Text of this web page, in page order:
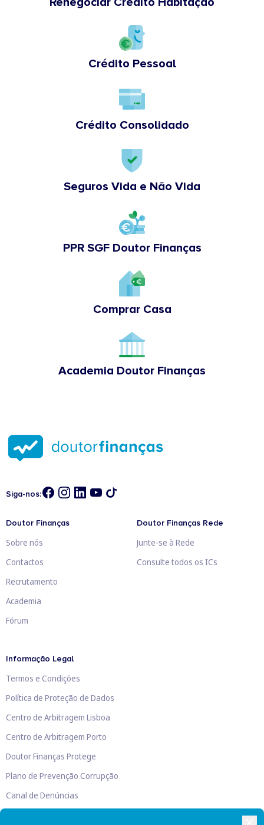
Crédito Pessoal
Crédito Consolidado
Seguros Vida e Não Vida
PPR SGF Doutor Finanças
Comprar Casa
Academia Doutor Finanças
Siga-nos:
Doutor Finanças
Sobre nós
Contactos
Recrutamento
Academia
Fórum
Doutor Finanças Rede
Junte-se à Rede
Consulte todos os ICs
Informação Legal
Termos e Condições
Política de Proteção de Dados
Centro de Arbitragem Lisboa
Centro de Arbitragem Porto
Doutor Finanças Protege
Plano de Prevenção Corrupção
Canal de Denúncias